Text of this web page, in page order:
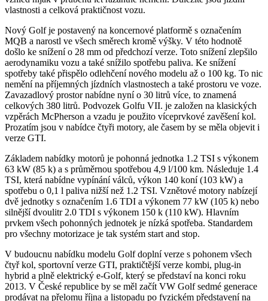
vlastnosti a celková praktičnost vozu.
Nový Golf je postavený na koncernové platformě s označením
MQB a narostl ve všech směrech kromě výšky. V této hodnotě
došlo ke snížení o 28 mm od předchozí verze. Toto snížení zlepšilo
aerodynamiku vozu a také snížilo spotřebu paliva. Ke snížení
spotřeby také přispělo odlehčení nového modelu až o 100 kg. To nic
nemění na příjemných jízdních vlastnostech a také prostoru ve voze.
Zavazadlový prostor nabídne nyní o 30 litrů více, to znamená
celkových 380 litrů. Podvozek Golfu VII. je založen na klasických
vzpěrách McPherson a vzadu je použito víceprvkové zavěšení kol.
Prozatím jsou v nabídce čtyři motory, ale časem by se měla objevit i
verze GTI.
Základem nabídky motorů je pohonná jednotka 1.2 TSI s výkonem
63 kW (85 k) a s průměrnou spotřebou 4,9 l/100 km. Následuje 1.4
TSI, která nabídne vypínání válců, výkon 140 koní (103 kW) a
spotřebu o 0,1 l paliva nižší než 1.2 TSI. Vznětové motory nabízejí
dvě jednotky s označením 1.6 TDI a výkonem 77 kW (105 k) nebo
silnější dvoulitr 2.0 TDI s výkonem 150 k (110 kW). Hlavním
prvkem všech pohonných jednotek je nízká spotřeba. Standardem
pro všechny motorizace je tak systém start and stop.
V budoucnu nabídku modelu Golf doplní verze s pohonem všech
čtyř kol, sportovní verze GTI, praktičtější verze kombi, plug-in
hybrid a plně elektrický e-Golf, který se představí na konci roku
2013. V České republice by se měl začít VW Golf sedmé generace
prodávat na přelomu října a listopadu po fyzickém představení na